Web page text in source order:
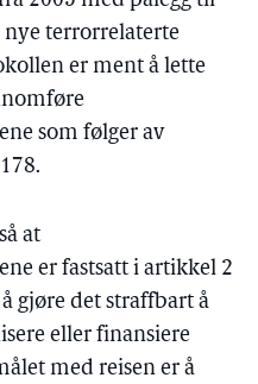
terrorrelaterte
er ment å lette
som følger av
at
er fastsatt i artikkel 2
gjøre det straffbart å
eller finansiere
med reisen er å